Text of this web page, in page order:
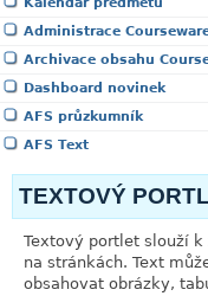
Administrace
Archivace obsahu
Dashboard novinek
AFS průzkumník
AFS Text
TEXTOVÝ
Textový portlet slouží
na stránkách. Text
obsahovat obrázky,